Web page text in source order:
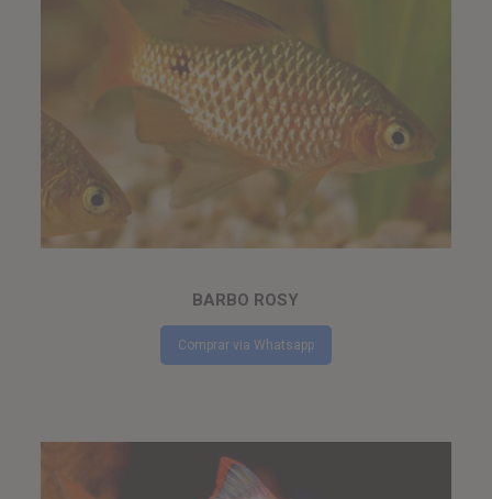
BARBO ROSY
Comprar via Whatsapp